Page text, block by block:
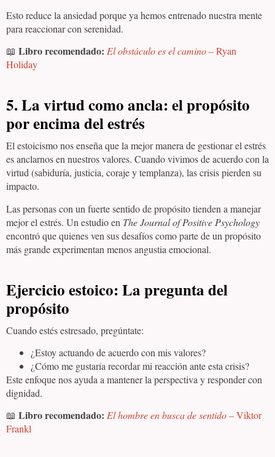
Esto reduce la ansiedad porque ya hemos entrenado nuestra mente
para reaccionar con serenidad.
📖 Libro recomendado: El obstáculo es el camino– Ryan
Holiday
5. La virtud como ancla: el propósito
por encima del estrés
El estoicismo nos enseña que la mejor manera de gestionar el estrés
es anclarnos en nuestros valores. Cuando vivimos de acuerdo con la
virtud (sabiduría, justicia, coraje y templanza), las crisis pierden su
impacto.
Las personas con un fuerte sentido de propósito tienden a manejar
mejor el estrés. Un estudio en The Journal of Positive Psychology
encontró que quienes ven sus desafíos como parte de un propósito
más grande experimentan menos angustia emocional.
Ejercicio estoico:La pregunta del
propósito
Cuando estés estresado, pregúntate:
¿Estoy actuando de acuerdo con mis valores?
¿Cómo me gustaría recordar mi reacción ante esta crisis?
Este enfoque nos ayuda a mantener la perspectiva y responder con
dignidad.
📖 Libro recomendado: El hombre en busca de sentido– Viktor
Frankl